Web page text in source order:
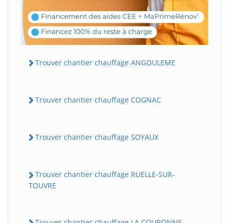
Trouver chantier chauffage ANGOULEME
Trouver chantier chauffage COGNAC
Trouver chantier chauffage SOYAUX
Trouver chantier chauffage RUELLE-SUR-
TOUVRE